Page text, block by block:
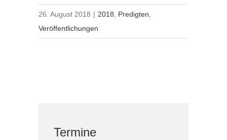
26. August 2018 | 2018, Predigten,
Veröffentlichungen
Termine